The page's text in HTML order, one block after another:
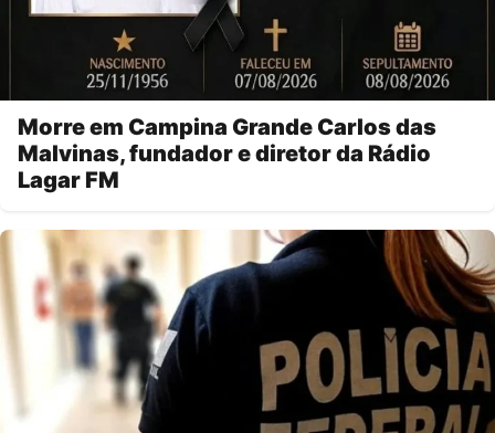
Morre em Campina Grande Carlos das
Malvinas, fundador e diretor da Rádio
Lagar FM